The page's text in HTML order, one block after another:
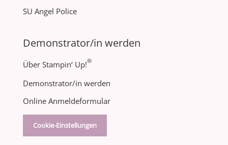
SU Angel Police
Demonstrator/in werden
Über Stampin‘ Up!®
Demonstrator/in werden
Online Anmeldeformular
Cookie-Einstellungen